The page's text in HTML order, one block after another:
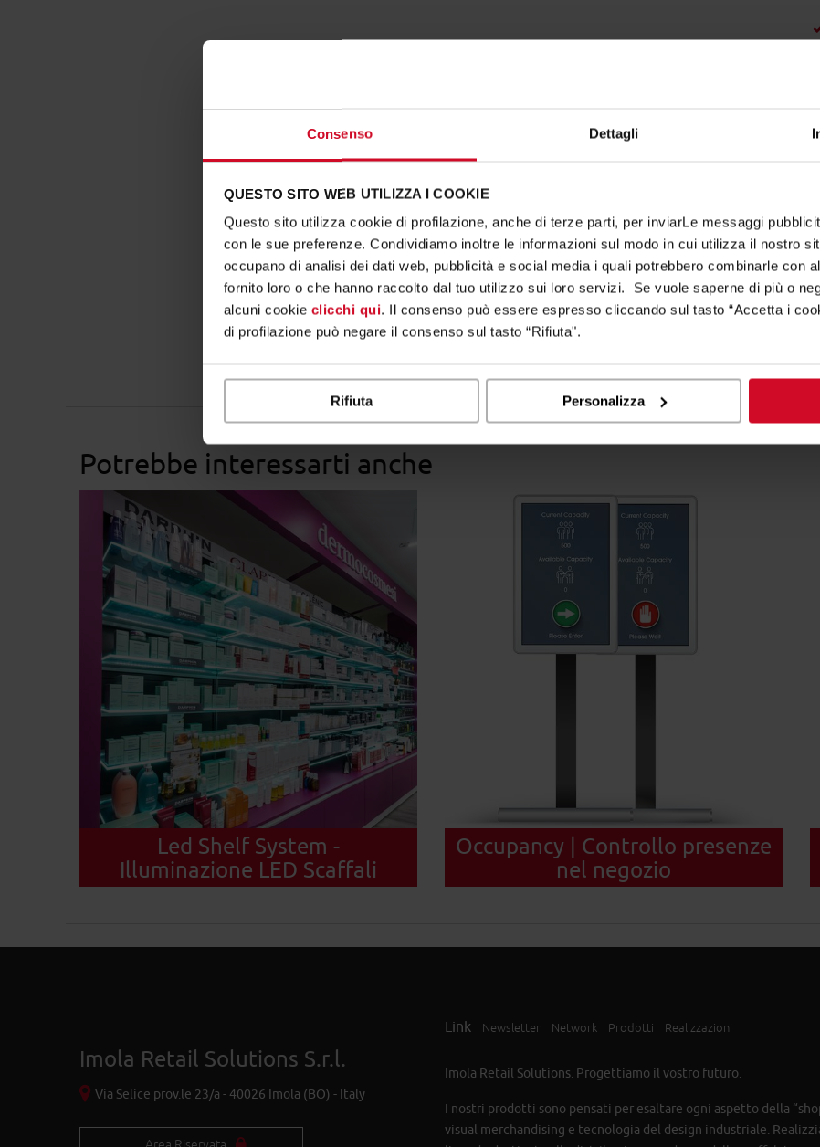
Consenso Dettagli
QUESTO SITO WEB UTILIZZA I COOKIE
Questo sito utilizza cookie di profilazione, anche di terze parti, per inviarLe messaggi
con le sue preferenze. Condividiamo inoltre le informazioni sul modo in cui utilizza il nostro
occupano di analisi dei dati web, pubblicità e social media i quali potrebbero combinarle con
fornito loro o che hanno raccolto dal tuo utilizzo sui loro servizi. Se vuole saperne di più o
alcuni cookie clicchi qui. Il consenso può essere espresso cliccando sul tasto “Accetta i
di profilazione può negare il consenso sul tasto “Rifiuta".
Rifiuta Personalizza
Potrebbe interessarti anche
Led Shelf System -
Illuminazione LED Scaffali
Occupancy | Controllo presenze
nel negozio
Imola Retail Solutions S.r.l.
Via Selice prov.le 23/a - 40026 Imola (BO) - Italy
Link Newsletter Network Prodotti Realizzazioni
Imola Retail Solutions. Progettiamo il vostro futuro.
I nostri prodotti sono pensati per esaltare ogni aspetto della
visual merchandising e tecnologia del design industriale.